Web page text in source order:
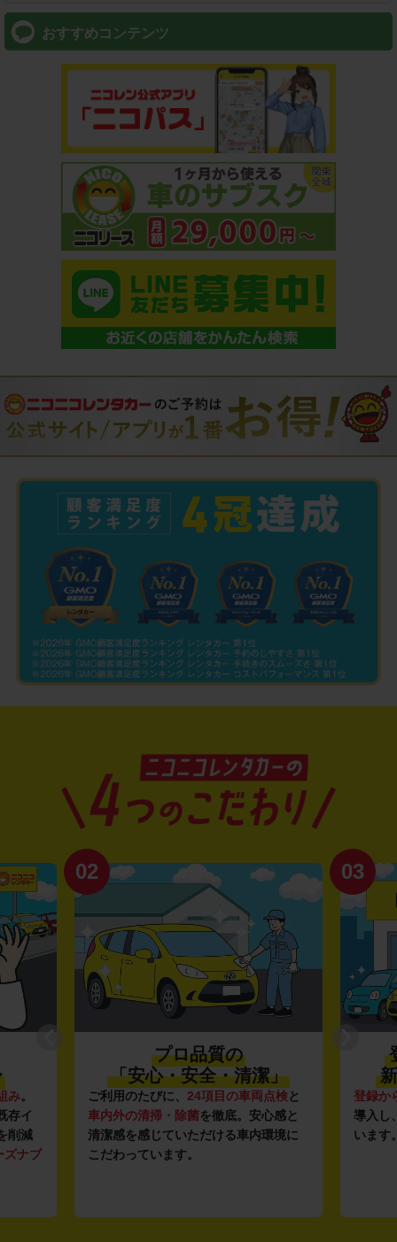
おすすめコンテンツ
み。
存イ
削減
ズナブ
02
プロ品質の
「安心・安全・清潔」
ご利用のたびに、 24項目の車両点検と
車内外の清掃・除菌を徹底。安心感と
清潔感を感じていただける車内環境に
こだわっています。
03
登録か
導入し
います